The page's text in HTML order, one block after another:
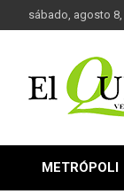
al
sábado, agosto 8,
El
METRÓPOLI